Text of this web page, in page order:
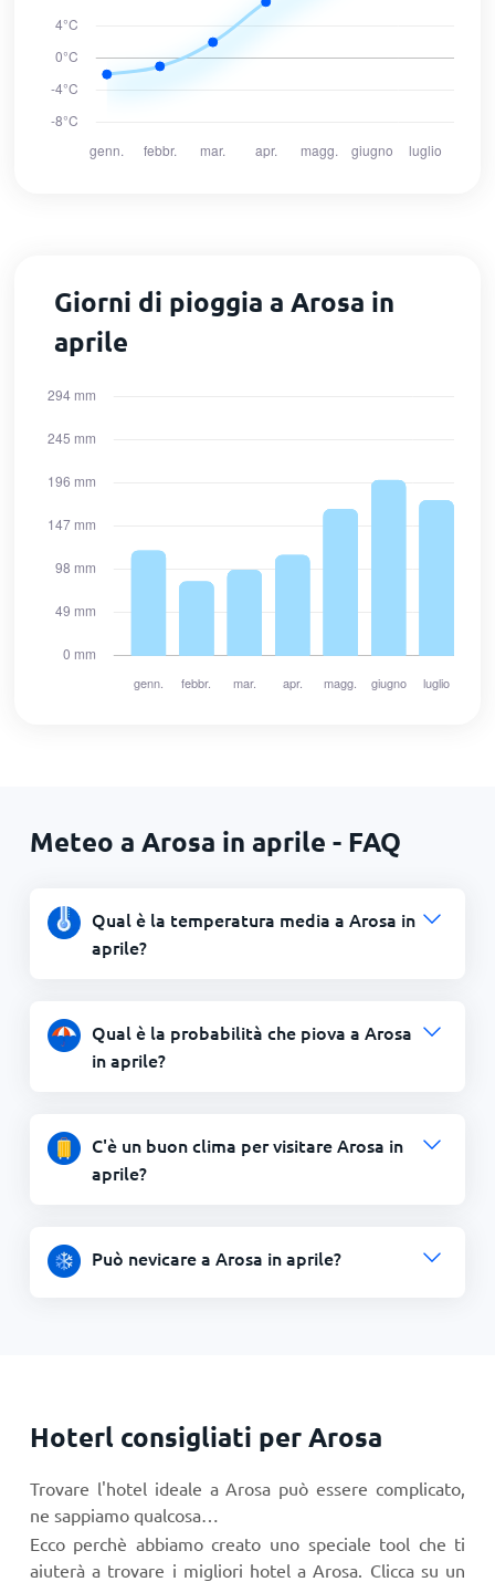
Giorni di pioggia a Arosa in
aprile
Meteo a Arosa in aprile - FAQ
Qual è la temperatura media a Arosa in
aprile?
Qual è la probabilità che piova a Arosa
in aprile?
C'è un buon clima per visitare Arosa in
aprile?
Può nevicare a Arosa in aprile?
Hoterl consigliati per Arosa
Trovare l'hotel ideale a Arosa può essere complicato,
ne sappiamo qualcosa…
Ecco perchè abbiamo creato uno speciale tool che ti
aiuterà a trovare i migliori hotel a Arosa. Clicca su un